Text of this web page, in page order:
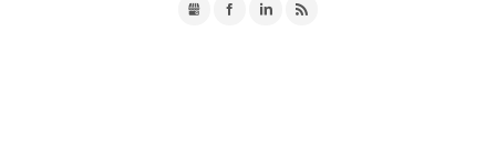
GMB FacebookLinkedIn